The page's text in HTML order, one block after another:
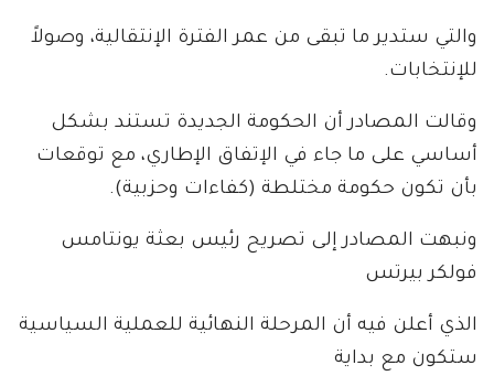
والتي ستدير ما تبقى من عمر الفترة الإنتقالية، وصولاً
للإنتخابات.
وقالت المصادر أن الحكومة الجديدة تستند بشكل
أساسي على ما جاء في الإتفاق الإطاري، مع توقعات
بأن تكون حكومة مختلطة (كفاءات وحزبية).
ونبهت المصادر إلى تصريح رئيس بعثة يونتامس
فولكر بيرتس
الذي أعلن فيه أن المرحلة النهائية للعملية السياسية
ستكون مع بداية